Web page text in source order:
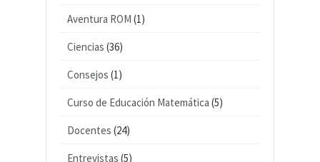
Aventura ROM (1)
Ciencias (36)
Consejos (1)
Curso de Educación Matemática (5)
Docentes (24)
Entrevistas (5)